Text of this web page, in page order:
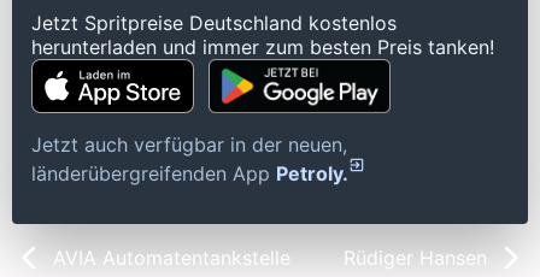
Jetzt Spritpreise Deutschland kostenlos
herunterladen und immer zum besten Preis tanken!
Jetzt auch verfügbar in der neuen,
länderübergreifenden App Petroly.
AVIA Automatentankstelle Rüdiger Hansen